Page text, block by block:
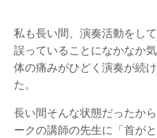
私も長い間、演奏活動をし
誤っていることになかなか
体の痛みがひどく演奏が続
た。
長い間そんな状態だったか
ークの講師の先生に「首が